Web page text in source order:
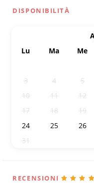
DISPONIBILITÀ
Lu
Ma Me
3
4 5
10
11 12
17
18 19
24
25 26
31
RECENSIONI